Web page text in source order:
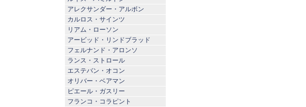
アレクサンダー・アルボン
カルロス・サインツ
リアム・ローソン
アービッド・リンドブラッド
フェルナンド・アロンソ
ランス・ストロール
エステバン・オコン
オリバー・ベアマン
ピエール・ガスリー
フランコ・コラピント